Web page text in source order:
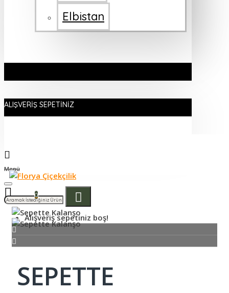
Elbistan
ALIŞVERIŞ SEPETINIZ
Menü
0
Alışveriş sepetiniz boş!
SEPETTE